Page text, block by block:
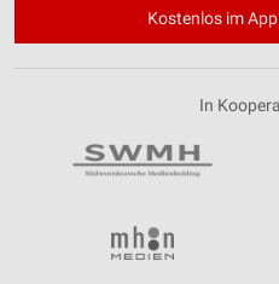
Kostenlos im
In